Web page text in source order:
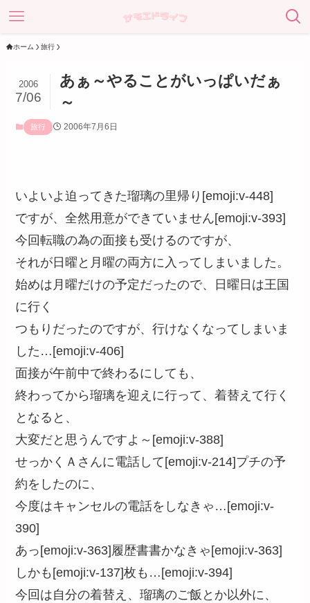
ホーム 旅行
あぁ～やることがいっぱいだぁ
～
2006
7/06
旅行 2006年7月6日
いよいよ迫ってきた瑠璃の里帰り[emoji:v-448]
ですが、全然用意ができていません[emoji:v-393]
今回転職の為の面接も受けるのですが、
それが日曜と月曜の両方に入ってしまいました。
始めは月曜だけの予定だったので、日曜日は王国
に行く
つもりだったのですが、行けなくなってしまいま
した…[emoji:v-406]
面接が午前中で終わるにしても、
終わってから瑠璃を迎えに行って、着替えて行く
となると、
大変だと思うんですよ～[emoji:v-388]
せっかくＡさんに電話して[emoji:v-214]プチの予
約をしたのに、
今度はキャンセルの電話をしなきゃ…[emoji:v-
390]
あっ[emoji:v-363]履歴書書かなきゃ[emoji:v-363]
しかも[emoji:v-137]枚も…[emoji:v-394]
今回は自分の着替え、瑠璃のご飯とか以外に、